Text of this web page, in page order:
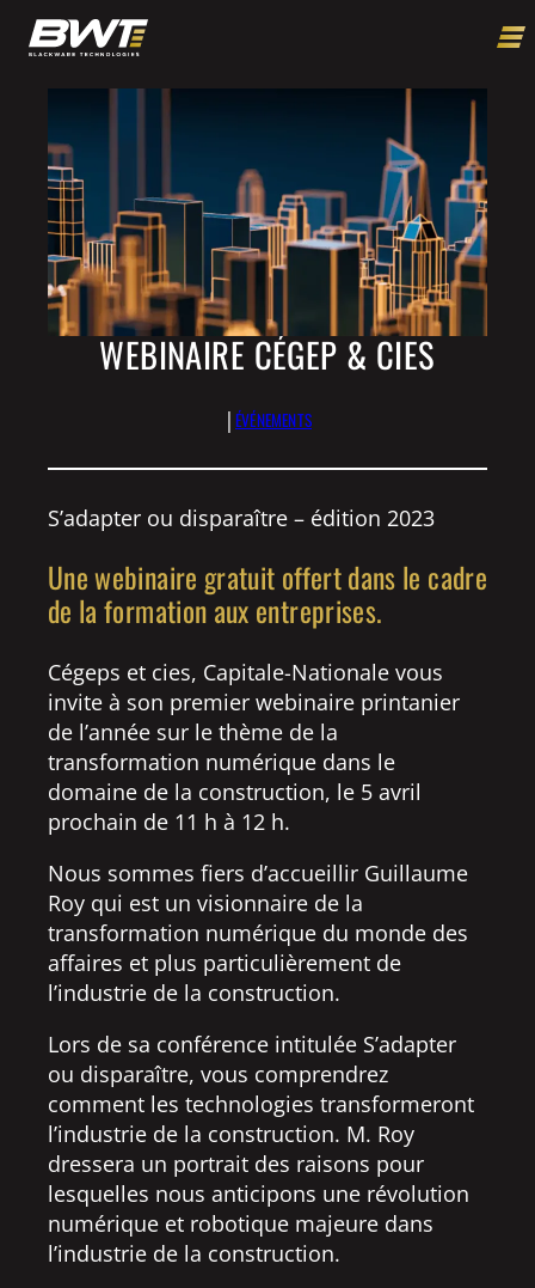
WEBINAIRE CÉGEP & CIES
| ÉVÉNEMENTS
S’adapter ou disparaître – édition 2023
Une webinaire gratuit offert dans le cadre
de la formation aux entreprises.
Cégeps et cies, Capitale-Nationale vous
invite à son premier webinaire printanier
de l’année sur le thème de la
transformation numérique dans le
domaine de la construction, le 5 avril
prochain de 11 h à 12 h.
Nous sommes fiers d’accueillir Guillaume
Roy qui est un visionnaire de la
transformation numérique du monde des
affaires et plus particulièrement de
l’industrie de la construction.
Lors de sa conférence intitulée S’adapter
ou disparaître, vous comprendrez
comment les technologies transformeront
l’industrie de la construction. M. Roy
dressera un portrait des raisons pour
lesquelles nous anticipons une révolution
numérique et robotique majeure dans
l’industrie de la construction.